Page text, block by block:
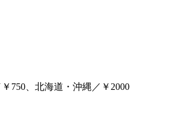
750、北海道・沖縄／￥2000